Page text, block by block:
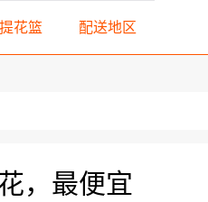
花篮 配送地区
，最便宜